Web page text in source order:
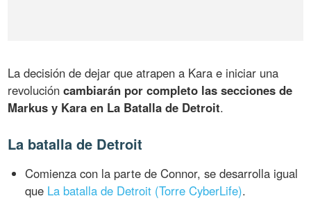
La decisión de dejar que atrapen a Kara e iniciar una
revolucióncambiarán por completo las secciones de
Markus y Kara en La Batalla de Detroit.
La batalla de Detroit
Comienza con la parte de Connor, se desarrolla igual
que La batalla de Detroit (Torre CyberLife).